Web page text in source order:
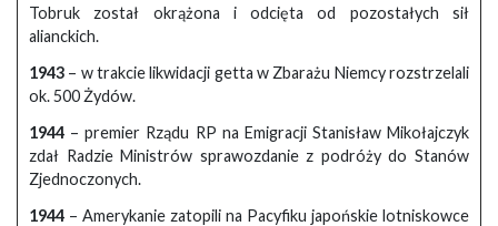
Tobruk został okrążona i odcięta od pozostałych sił
alianckich.
1943 – w trakcie likwidacji getta w Zbarażu Niemcy rozstrzelali
ok. 500 Żydów.
1944 – premier Rządu RP na Emigracji Stanisław Mikołajczyk
zdał Radzie Ministrów sprawozdanie z podróży do Stanów
Zjednoczonych.
1944 – Amerykanie zatopili na Pacyfiku japońskie lotniskowce